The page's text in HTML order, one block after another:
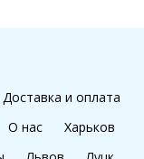
Доставка и оплата
О нас
Харьков